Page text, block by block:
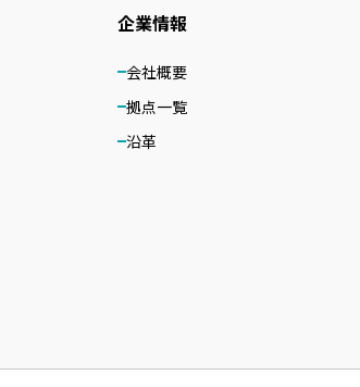
企業情報
会社概要
拠点一覧
沿革